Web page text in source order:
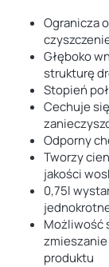
Ogranicza
Głęboko
strukturę
Stopień
Cechuje
Odporny
Tworzy
jakości
0,75l
Możliwość
produktu